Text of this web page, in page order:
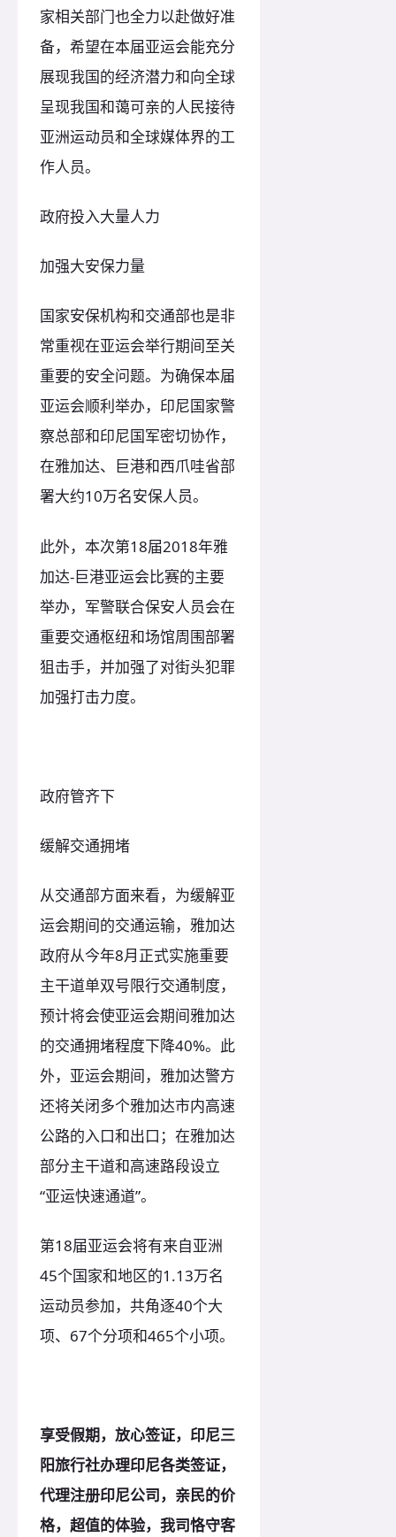
家相关部门也全力以赴做好准
备，希望在本届亚运会能充分
展现我国的经济潜力和向全球
呈现我国和蔼可亲的人民接待
亚洲运动员和全球媒体界的工
作人员。
政府投入大量人力
加强大安保力量
国家安保机构和交通部也是非
常重视在亚运会举行期间至关
重要的安全问题。为确保本届
亚运会顺利举办，印尼国家警
察总部和印尼国军密切协作，
在雅加达、巨港和西爪哇省部
署大约10万名安保人员。
此外，本次第18届2018年雅
加达-巨港亚运会比赛的主要
举办，军警联合保安人员会在
重要交通枢纽和场馆周围部署
狙击手，并加强了对街头犯罪
加强打击力度。
政府管齐下
缓解交通拥堵
从交通部方面来看，为缓解亚
运会期间的交通运输，雅加达
政府从今年8月正式实施重要
主干道单双号限行交通制度，
预计将会使亚运会期间雅加达
的交通拥堵程度下降40%。此
外，亚运会期间，雅加达警方
还将关闭多个雅加达市内高速
公路的入口和出口；在雅加达
部分主干道和高速路段设立
“亚运快速通道”。
第18届亚运会将有来自亚洲
45个国家和地区的1.13万名
运动员参加，共角逐40个大
项、67个分项和465个小项。
享受假期，放心签证，印尼三
阳旅行社办理印尼各类签证，
代理注册印尼公司，亲民的价
格，超值的体验，我司恪守客